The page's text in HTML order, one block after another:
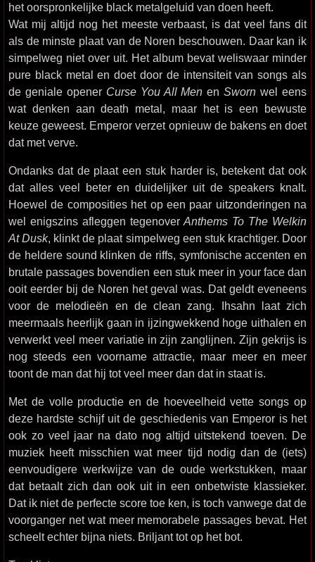
het oorspronkelijke black metalgeluid van doen heeft.
Wat mij altijd nog het meeste verbaast, is dat veel fans dit
als de minste plaat van de Noren beschouwen. Daar kan ik
simpelweg niet over uit. Het album bevat weliswaar minder
pure black metal en doet door de intensiteit van songs als
de geniale opener Curse You All Men enSworn wel eens
wat denken aan death metal, maar het is een bewuste
keuze geweest. Emperor verzet opnieuw de bakens en doet
dat met verve.
Ondanks dat de plaat een stuk harder is, betekent dat ook
dat alles veel beter en duidelijker uit de speakers knalt.
Hoewel de composities het op een paar uitzonderingen na
wel enigszins afleggen tegenoverAnthems To The Welkin
At Dusk, klinkt de plaat simpelweg een stuk krachtiger. Door
de heldere sound klinken de riffs, symfonische accenten en
brutale passages bovendien een stuk meer in your face dan
ooit eerder bij de Noren het geval was. Dat geldt eveneens
voor de melodieën en de clean zang. Ihsahn laat zich
meermaals heerlijk gaan in ijzingwekkend hoge uithalen en
verwerkt veel meer variatie in zijn zanglijnen. Zijn gekrijs is
nog steeds een voorname attractie, maar meer en meer
toont de man dat hij tot veel meer dan dat in staat is.
Met de volle productie en de hoeveelheid vette songs op
deze hardste schijf uit de geschiedenis van Emperor is het
ook zo veel jaar na dato nog altijd uitstekend toeven. De
muziek heeft misschien wat meer tijd nodig dan de (iets)
eenvoudigere werkwijze van de oude werkstukken, maar
dat betaalt zich dan ook uit in een onbetwiste klassieker.
Dat ik niet de perfecte score toe ken, is toch vanwege dat de
voorganger net wat meer memorabele passages bevat. Het
scheelt echter bijna niets. Briljant tot op het bot.